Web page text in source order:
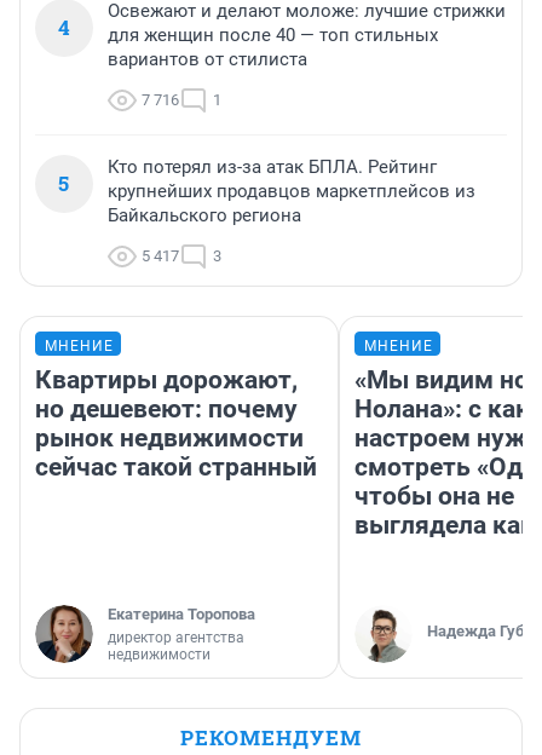
4
Освежают и делают моложе: лучшие стрижки
для женщин после 40 — топ стильных
вариантов от стилиста
7 716 1
5
Кто потерял из-за атак БПЛА. Рейтинг
крупнейших продавцов маркетплейсов из
Байкальского региона
5 417 3
МНЕНИЕ
Квартиры дорожают,
но дешевеют: почему
рынок недвижимости
сейчас такой странный
Екатерина Торопова
директор агентства
недвижимости
МНЕНИЕ
«Мы видим
Нолана»: с
настроем
смотреть
чтобы она не
выглядела как
Надежда
РЕКОМЕНДУЕМ